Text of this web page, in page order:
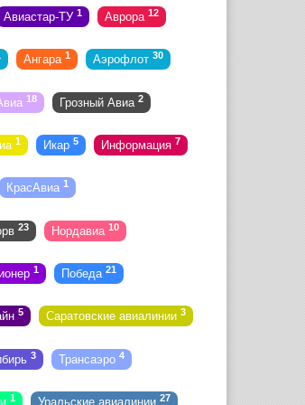
Авиастар-ТУ 1 Аврора 12
Ангара 1 Аэрофлот 30
18 Грозный Авиа 2
1 Икар 5 Информация 7
КрасАвиа 1
23 Нордавиа 10
1 Победа 21
5 Саратовские авиалинии 3
3 Трансаэро 4
1 Уральские авиалинии 27